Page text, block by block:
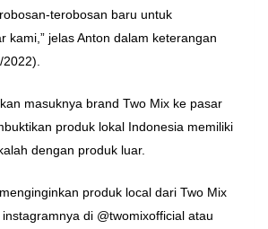
terobosan baru untuk
kami,” jelas Anton dalam keterangan
2022).
masuknya brand Two Mix ke pasar
produk lokal Indonesia memiliki
dengan produk luar.
produk local dari Two Mix
di @twomixofficial atau